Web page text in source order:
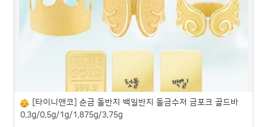
파트너스 활동을 통해 일정액의 수수료를 제공받을 수 있습니다.
[타이니앤코] 순금 돌반지 백일반지 돌금수저 금포크 골드바
0.3g/0.5g/1g/1.875g/3.75g